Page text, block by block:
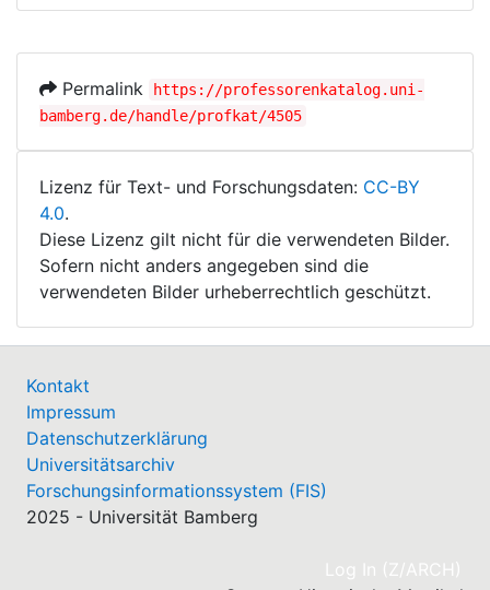
Permalink
https://professorenkatalog.uni-
bamberg.de/handle/profkat/4505
Lizenz für Text- und Forschungsdaten: CC-BY
4.0.
Diese Lizenz gilt nicht für die verwendeten Bilder.
Sofern nicht anders angegeben sind die
verwendeten Bilder urheberrechtlich geschützt.
Kontakt
Impressum
Datenschutzerklärung
Universitätsarchiv
Forschungsinformationssystem (FIS)
2025 - Universität Bamberg
Log In (Z/ARCH)